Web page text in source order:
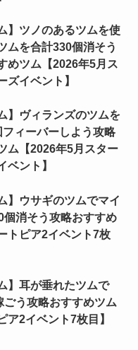
】ツノのあるツムを使
ムを合計330個消そう
めツム【2026年5月ス
ズイベント】
】ヴィランズのツムを
ィーバーしよう攻略
ム【2026年5月スター
ベント】
】ウサギのツムでマイ
個消そう攻略おすすめ
トピア2イベント7枚
】耳が垂れたツムで
ごう攻略おすすめツム
ア2イベント7枚目】